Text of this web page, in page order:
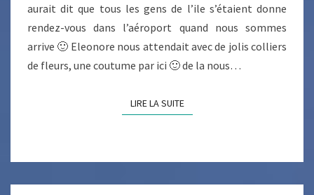
aurait dit que tous les gens de l’ile s’étaient donne
rendez-vous dans l’aéroport quand nous sommes
arrive 🙂 Eleonore nous attendait avec de jolis colliers
de fleurs, une coutume par ici 🙂 de la nous…
LIRE LA SUITELIRE LA SUITE